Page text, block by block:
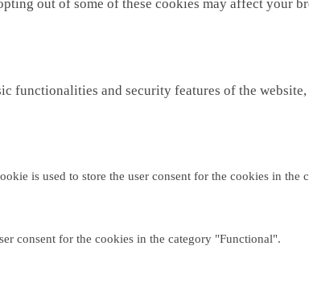
out of some of these cookies may affect your
functionalities and security features of the
is used to store the user consent for the cookies in the
consent for the cookies in the category "Functional".